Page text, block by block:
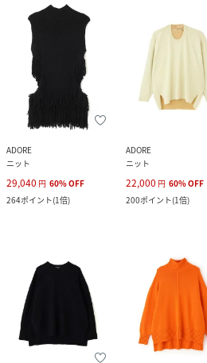
ADORE
ニット
29,040 円 60%OFF
264ポイント(1倍)
ADORE
ニット
22,000 円 60%OFF
200ポイント(1倍)